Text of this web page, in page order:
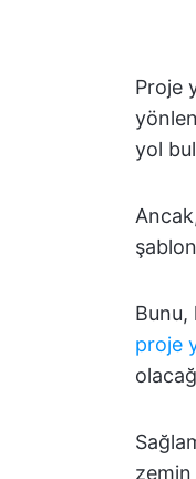
Proje
yol
Bunu,
proje
zemin